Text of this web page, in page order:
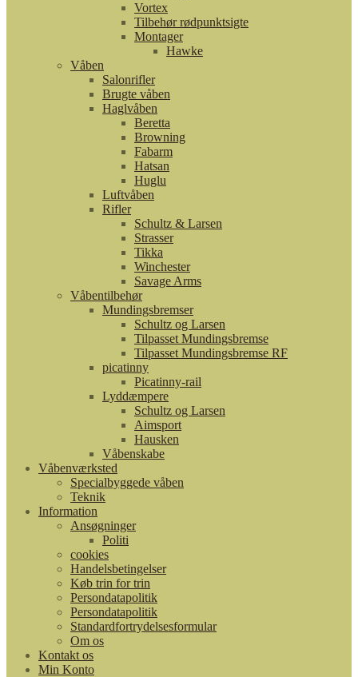
Vortex
Tilbehør rødpunktsigte
Montager
Hawke
Våben
Salonrifler
Brugte våben
Haglvåben
Beretta
Browning
Fabarm
Hatsan
Huglu
Luftvåben
Rifler
Schultz & Larsen
Strasser
Tikka
Winchester
Savage Arms
Våbentilbehør
Mundingsbremser
Schultz og Larsen
Tilpasset Mundingsbremse
Tilpasset Mundingsbremse RF
picatinny
Picatinny-rail
Lyddæmpere
Schultz og Larsen
Aimsport
Hausken
Våbenskabe
Våbenværksted
Specialbyggede våben
Teknik
Information
Ansøgninger
Politi
cookies
Handelsbetingelser
Køb trin for trin
Persondatapolitik
Persondatapolitik
Standardfortrydelsesformular
Om os
Kontakt os
Min Konto